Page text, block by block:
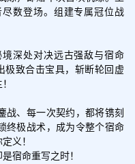
数登场。组建专属冠位战
深处对决远古强敌与宿命
极致合击宝具，斩断轮回虚
战、每一次契约，都将镌刻
终极战术，成为令整个宿命
义！
宿命重写之时！